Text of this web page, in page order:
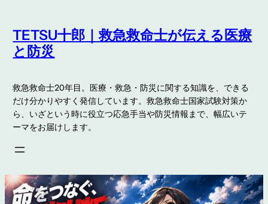
容
を
ス
ッ
プ
TETSU十郎｜救急救命士が伝える医療
と防災
救急救命士20年目。医療・救急・防災に関する知識を、できる
だけ分かりやすく発信しています。救急救命士国家試験対策か
ら、いざという時に役立つ応急手当や防災情報まで、幅広いテ
ーマをお届けします。